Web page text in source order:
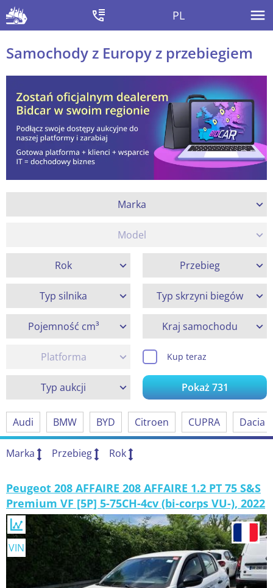
PL
Samochody z Europy z przebiegiem
Marka
Model
Rok Przebieg
Typ silnika Typ skrzyni biegów
Pojemność cm³ Kraj samochodu
Platforma Kup teraz
Typ aukcji Pokaż731
Audi BMW BYD Citroen CUPRA Dacia
Marka Przebieg Rok
Peugeot 208 AFFAIRE 208 AFFAIRE 1.2 PT 75 S&S
Premium VF [5P] 5-75CH-4cv (bi-corps VU-), 2022
VIN